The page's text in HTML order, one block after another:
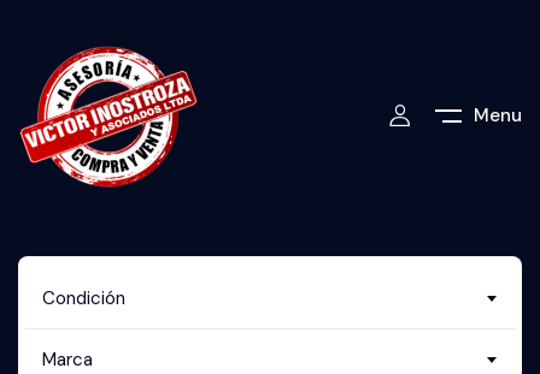
Menu
Condición
Marca